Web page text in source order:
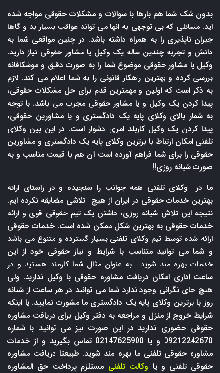
بدون شک شما هم بارها با سوالات و مشکلات حقوقی مواجه شده
اید. مسائلی که بی توجهی به انها می تواند عواقب بسیار بد و گاها
جبران ناپذیری را به همراه داشته باشد. در چنین مواقعی شما به
دانش و تجربه چندین ساله یک وکیل یا مشاور حقوقی نیاز دارید.
وکیل یا مشاور حقوقی موضوع شما را به صورت دقیق و موشکافانه
بررسی کرده و بهترین راهکار قانونی را به شما اعلام می کند. لازم
به ذکر است که اولین و مهمترین قدم برای حل مشکلات حقوقی،
پیدا کردن یک وکیل و یا مشاور حقوقی مجرب می باشد. با توجه
به شمار بالای وکلای پایه یک دادگستری و یا مشاورین حقوقی،
پیدا کردن یک وکیل کاربلد امری دشوار است. در این بین وکلای
تلفنی امکان ارتباط با برترین وکلای پایه یک دادگستری و مشاورین
حقوقی را برای شما فراهم آورده است آن هم با قیمت مناسب و به
صورت شبانه روزی!!
ما در وکلای تلفنی همه جوانب را سنجیده و در راستای ارائه
بهترین خدمات حقوقی در ایران از هیچ تلاشی مضایقه نکرده ایم.
نتیجه این تلاش شبانه روزی، داشتن یک تیم حقوقی قوی و ارائه
خدمات حقوقی به بهترین شکل ممکن شده است. خدمات حقوقی
ارائه شده توسط تیم وکلای تلفنی بسیار گسترده و متنوع می باشد
و شما می توانید متناسب با شرایط و نیاز حقوقی خود از این
خدمات بهره مند شوید. به عنوان مثال شما کارمند هستید و در
ساعت اداری امکان دریافت مشاوره حقوقی با وکیل ندارید. ولی
هیچ جای نگرانی وجود ندارد شما می توانید در هر ساعت از شبانه
روز با برترین وکلای پایه یک دادگستری ما مشورت نمایید. یا اینکه
شرایط خروج از منزل و مراجعه به دفتر وکیل برای دریافت مشاوره
حقوقی حضوری ندارید در این صورت نیز می توانید با شماره
09212242670 و یا 02147625900 تماس بگیرید و از خدمات
مشاوره حقوقی تلفنی ما بهره مند شوید. طبیعتا دریافت مشاوره
حقوقی تلفنی و یا وکالت تلفنی مستلزم پرداخت حق المشاوره